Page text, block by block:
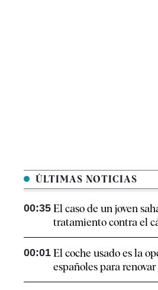
ÚLTIMAS NOTICIAS
00:35 El caso de un joven
tratamiento contra el
00:01 El coche usado es la
españoles para renovar